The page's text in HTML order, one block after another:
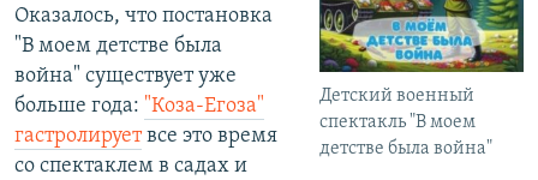
Детский военный
спектакль "В моем
детстве была война"
Оказалось, что постановка
"В моем детстве была
война" существует уже
больше года: "Коза-Егоза"
гастролируетвсе это время
со спектаклем в садах и